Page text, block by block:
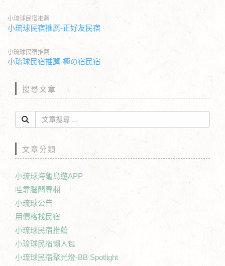
小琉球民宿推薦
小琉球民宿推薦-正好友民宿
小琉球民宿推薦
小琉球民宿推薦-極の宿民宿
搜尋文章
文章分類
小琉球海龜島遊APP
哇靠腦闆專欄
小琉球公告
用價格找民宿
小琉球民宿推薦
小琉球民宿懶人包
小琉球民宿聚光燈-BB Spotlight